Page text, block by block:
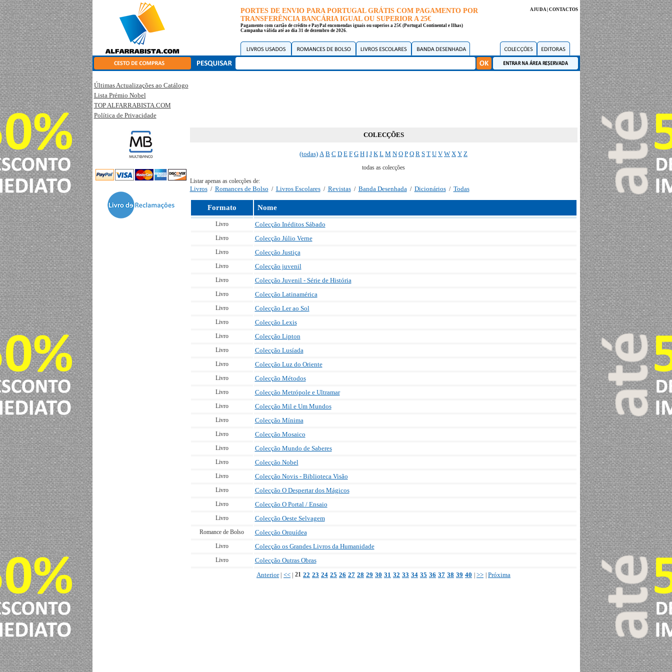
PORTES DE ENVIO PARA PORTUGAL GRÁTIS COM PAGAMENTO POR
TRANSFERÊNCIA BANCÁRIA IGUAL OU SUPERIOR A 25€
Pagamento com cartão de crédito e PayPal encomendas iguais ou superios a 25€ (Portugal Continental e Ilhas)
Campanha válida até ao dia 31 de dezembro de 2026.
AJUDA| CONTACTOS
Últimas Actualizações ao Catálogo
Lista Prémio Nobel
TOP ALFARRABISTA.COM
Política de Privacidade
COLECÇÕES
(todas) A B C D E F G H I J K L M N O P Q R S T U V W X Y Z
todas as colecções
Listar apenas as colecções de:
Livros/ Romances de Bolso / Livros Escolares/ Revistas/ Banda Desenhada/ Dicionários/ Todas
Formato Nome
Livro Colecção Inéditos Sábado
Livro Colecção Júlio Verne
Livro Colecção Justiça
Livro Colecção juvenil
Livro Colecção Juvenil - Série de História
Livro Colecção Latinamérica
Livro Colecção Ler ao Sol
Livro Colecção Lexis
Livro Colecção Lipton
Livro Colecção Lusíada
Livro Colecção Luz do Oriente
Livro Colecção Métodos
Livro Colecção Metrópole e Ultramar
Livro Colecção Mil e Um Mundos
Livro Colecção Mínima
Livro Colecção Mosaico
Livro Colecção Mundo de Saberes
Livro Colecção Nobel
Livro Colecção Novis - Biblioteca Visão
Livro Colecção O Despertar dos Mágicos
Livro Colecção O Portal / Ensaio
Livro Colecção Oeste Selvagem
Romance de Bolso Colecção Orquídea
Livro Colecção os Grandes Livros da Humanidade
Livro
Colecção Outras Obras
Anterior| << 21 22 23 24 25 26 27 28 29 30 31 32 33 34 35 36 37 38 39 40 >> Próxima